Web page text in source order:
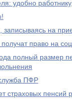
удобно
на
право на
полный размер
ПФР
страховых